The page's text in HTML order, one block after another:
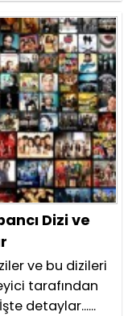
Dizi ve
ve bu dizileri
tarafından
detaylar......